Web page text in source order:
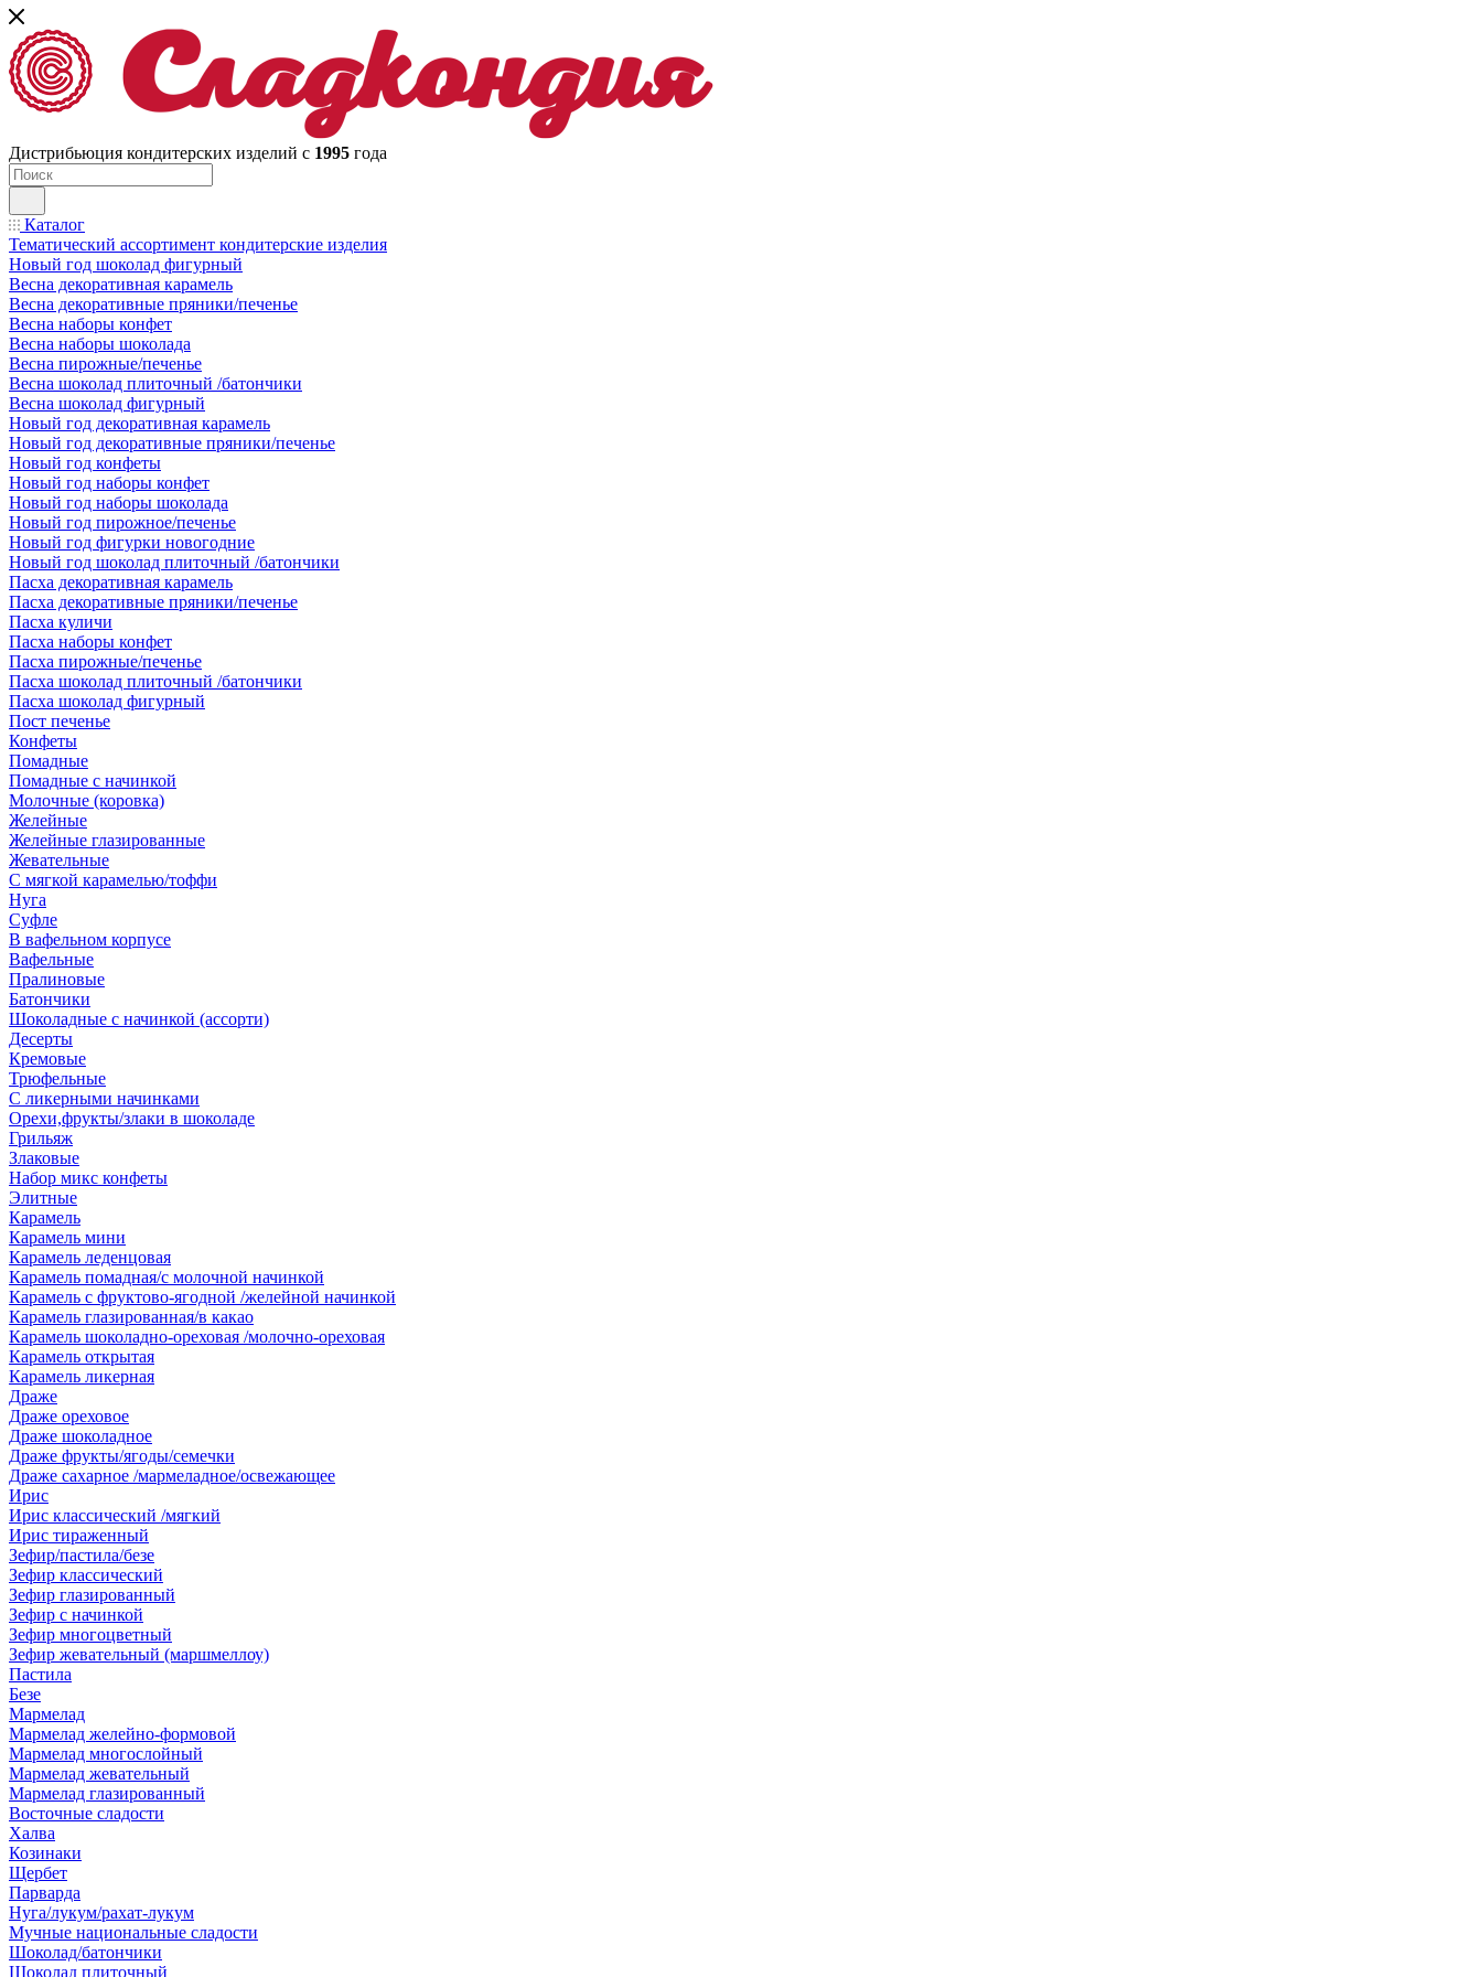
Дистрибьюция кондитерских изделий с 1995 года
Каталог
Тематический ассортимент кондитерские изделия
Новый год шоколад фигурный
Весна декоративная карамель
Весна декоративные пряники/печенье
Весна наборы конфет
Весна наборы шоколада
Весна пирожные/печенье
Весна шоколад плиточный /батончики
Весна шоколад фигурный
Новый год декоративная карамель
Новый год декоративные пряники/печенье
Новый год конфеты
Новый год наборы конфет
Новый год наборы шоколада
Новый год пирожное/печенье
Новый год фигурки новогодние
Новый год шоколад плиточный /батончики
Пасха декоративная карамель
Пасха декоративные пряники/печенье
Пасха куличи
Пасха наборы конфет
Пасха пирожные/печенье
Пасха шоколад плиточный /батончики
Пасха шоколад фигурный
Пост печенье
Конфеты
Помадные
Помадные с начинкой
Молочные (коровка)
Желейные
Желейные глазированные
Жевательные
С мягкой карамелью/тоффи
Нуга
Суфле
В вафельном корпусе
Вафельные
Пралиновые
Батончики
Шоколадные с начинкой (ассорти)
Десерты
Кремовые
Трюфельные
С ликерными начинками
Орехи,фрукты/злаки в шоколаде
Грильяж
Злаковые
Набор микс конфеты
Элитные
Карамель
Карамель мини
Карамель леденцовая
Карамель помадная/с молочной начинкой
Карамель с фруктово-ягодной /желейной начинкой
Карамель глазированная/в какао
Карамель шоколадно-ореховая /молочно-ореховая
Карамель открытая
Карамель ликерная
Драже
Драже ореховое
Драже шоколадное
Драже фрукты/ягоды/семечки
Драже сахарное /мармеладное/освежающее
Ирис
Ирис классический /мягкий
Ирис тираженный
Зефир/пастила/безе
Зефир классический
Зефир глазированный
Зефир с начинкой
Зефир многоцветный
Зефир жевательный (маршмеллоу)
Пастила
Безе
Мармелад
Мармелад желейно-формовой
Мармелад многослойный
Мармелад жевательный
Мармелад глазированный
Восточные сладости
Халва
Козинаки
Щербет
Парварда
Нуга/лукум/рахат-лукум
Мучные национальные сладости
Шоколад/батончики
Шоколад плиточный